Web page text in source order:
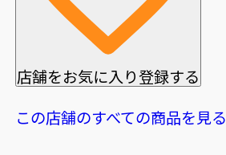
店舗をお気に入り登録する
この店舗のすべての商品を見る